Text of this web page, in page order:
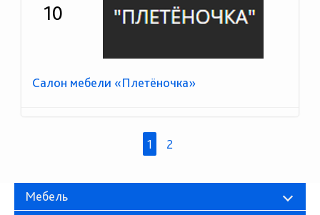
10
Салон мебели «Плетёночка»
1 2
Мебель